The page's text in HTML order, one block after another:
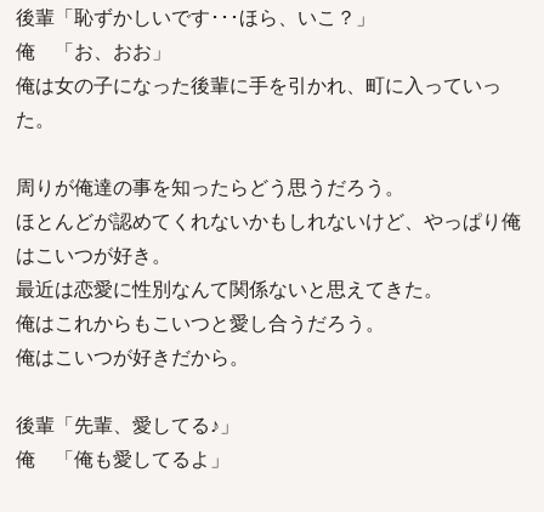
後輩「恥ずかしいです･･･ほら、いこ？」
俺 「お、おお」
俺は女の子になった後輩に手を引かれ、町に入っていっ
た。
周りが俺達の事を知ったらどう思うだろう。
ほとんどが認めてくれないかもしれないけど、やっぱり俺
はこいつが好き。
最近は恋愛に性別なんて関係ないと思えてきた。
俺はこれからもこいつと愛し合うだろう。
俺はこいつが好きだから。
後輩「先輩、愛してる♪」
俺 「俺も愛してるよ」